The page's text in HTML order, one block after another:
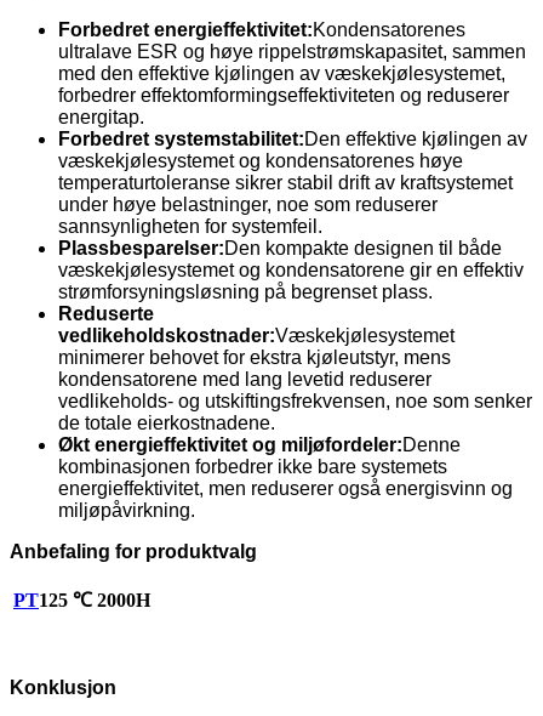
Forbedret energieffektivitet:Kondensatorenes
ultralave ESR og høye rippelstrømskapasitet, sammen
med den effektive kjølingen av væskekjølesystemet,
forbedrer effektomformingseffektiviteten og reduserer
energitap.
Forbedret systemstabilitet:Den effektive kjølingen av
væskekjølesystemet og kondensatorenes høye
temperaturtoleranse sikrer stabil drift av kraftsystemet
under høye belastninger, noe som reduserer
sannsynligheten for systemfeil.
Plassbesparelser:Den kompakte designen til både
væskekjølesystemet og kondensatorene gir en effektiv
strømforsyningsløsning på begrenset plass.
Reduserte
vedlikeholdskostnader:Væskekjølesystemet
minimerer behovet for ekstra kjøleutstyr, mens
kondensatorene med lang levetid reduserer
vedlikeholds- og utskiftingsfrekvensen, noe som senker
de totale eierkostnadene.
Økt energieffektivitet og miljøfordeler:Denne
kombinasjonen forbedrer ikke bare systemets
energieffektivitet, men reduserer også energisvinn og
miljøpåvirkning.
Anbefaling for produktvalg
PT125 ℃ 2000H
Konklusjon